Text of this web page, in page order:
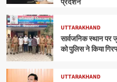
प्रदर्शन
UTTARAKHAND
सार्वजनिक स्थान
को पुलिस ने किया
UTTARAKHAND